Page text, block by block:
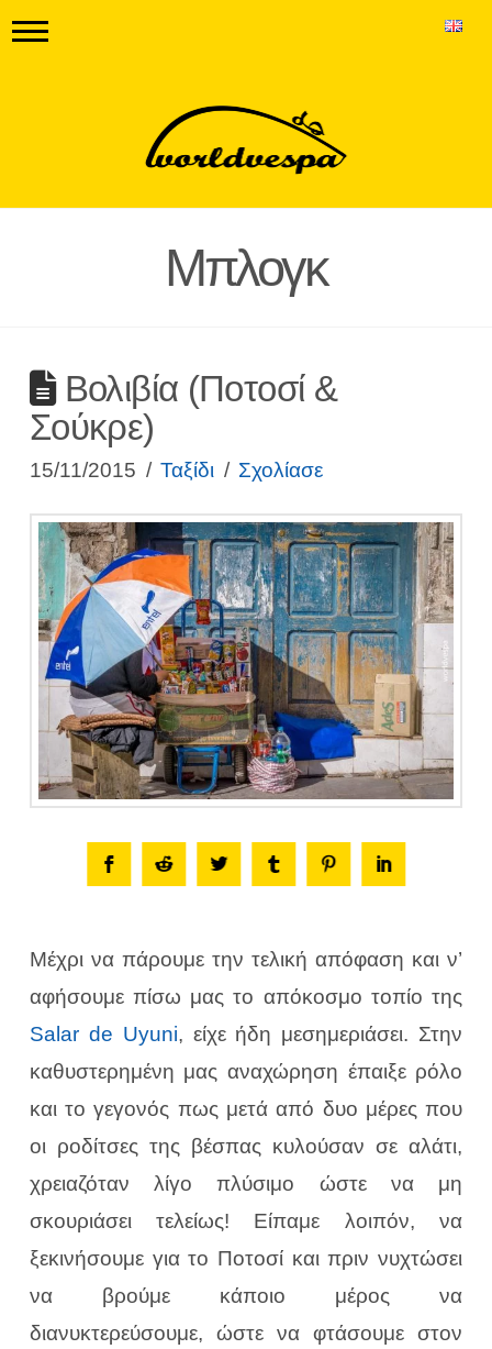
Μπλογκ
Βολιβία (Ποτοσί &
Σούκρε)
15/11/2015 Ταξίδι Σχολίασε
Μέχρι να πάρουμε την τελική απόφαση και ν’
αφήσουμε πίσω μας το απόκοσμο τοπίο της
Salar de Uyuni, είχε ήδη μεσημεριάσει. Στην
καθυστερημένη μας αναχώρηση έπαιξε ρόλο
και το γεγονός πως μετά από δυο μέρες που
οι ροδίτσες της βέσπας κυλούσαν σε αλάτι,
χρειαζόταν λίγο πλύσιμο ώστε να μη
σκουριάσει τελείως! Είπαμε λοιπόν, να
ξεκινήσουμε για το Ποτοσί και πριν νυχτώσει
να βρούμε κάποιο μέρος να
διανυκτερεύσουμε, ώστε να φτάσουμε στον